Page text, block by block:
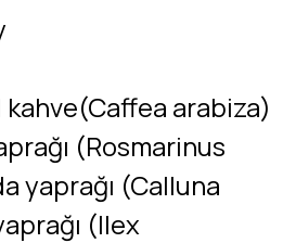
arabiza)
(Rosmarinus
yaprağı (Calluna
(Ilex